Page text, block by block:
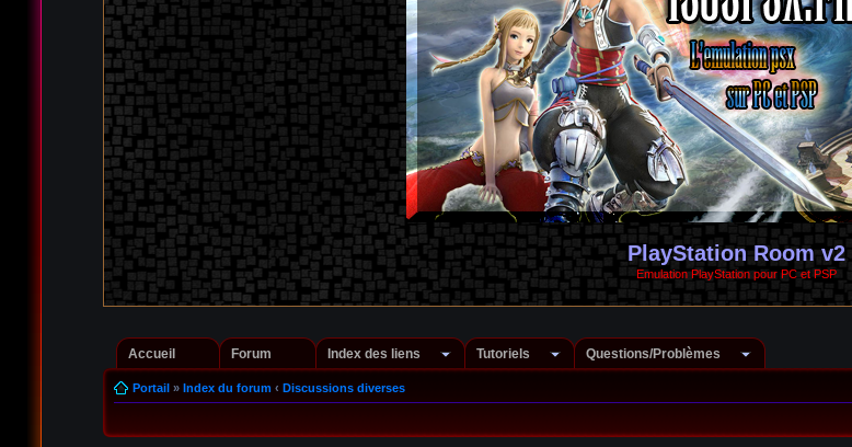
PlayStation Room v2
Emulation PlayStation pour PC et PSP
Accueil Forum Index des liens Tutoriels Questions/Problèmes
Portail» Index du forum ‹ Discussions diverses